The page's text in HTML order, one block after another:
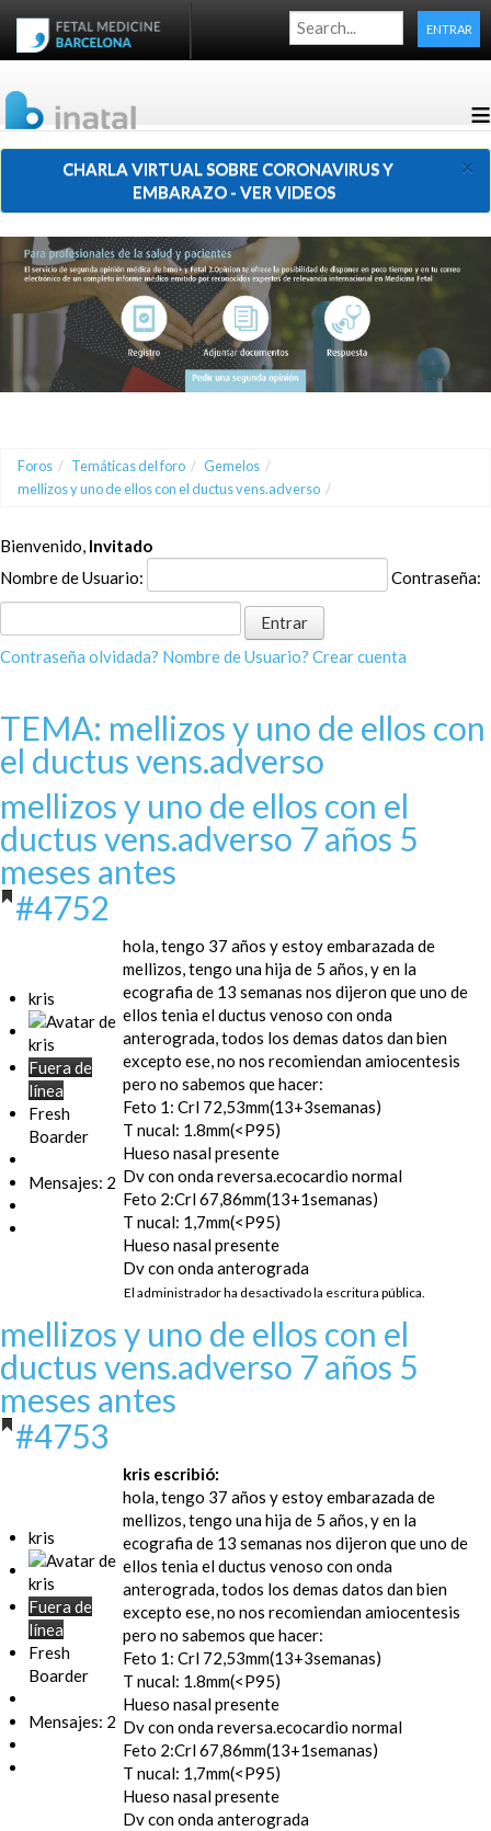
≡
ENTRAR
×
CHARLA VIRTUAL SOBRE CORONAVIRUS Y
EMBARAZO - VER VIDEOS
Foros / Temáticas del foro / Gemelos /
mellizos y uno de ellos con el ductus vens.adverso /
Bienvenido, Invitado
Nombre de Usuario:
Contraseña:
Contraseña olvidada? Nombre de Usuario? Crear cuenta
TEMA: mellizos y uno de ellos con
el ductus vens.adverso
mellizos y uno de ellos con el
ductus vens.adverso 7 años 5
meses antes
#4752
kris
Fuera de
línea
Fresh
Boarder
Mensajes: 2
hola, tengo 37 años y estoy embarazada de
mellizos, tengo una hija de 5 años, y en la
ecografia de 13 semanas nos dijeron que uno de
ellos tenia el ductus venoso con onda
anterograda, todos los demas datos dan bien
excepto ese, no nos recomiendan amiocentesis
pero no sabemos que hacer:
Feto 1: Crl 72,53mm(13+3semanas)
T nucal: 1.8mm(<P95)
Hueso nasal presente
Dv con onda reversa.ecocardio normal
Feto 2:Crl 67,86mm(13+1semanas)
T nucal: 1,7mm(<P95)
Hueso nasal presente
Dv con onda anterograda
El administrador ha desactivado la escritura pública.
mellizos y uno de ellos con el
ductus vens.adverso 7 años 5
meses antes
#4753
kris
Fuera de
línea
Fresh
Boarder
Mensajes: 2
kris escribió:
hola, tengo 37 años y estoy embarazada de
mellizos, tengo una hija de 5 años, y en la
ecografia de 13 semanas nos dijeron que uno de
ellos tenia el ductus venoso con onda
anterograda, todos los demas datos dan bien
excepto ese, no nos recomiendan amiocentesis
pero no sabemos que hacer:
Feto 1: Crl 72,53mm(13+3semanas)
T nucal: 1.8mm(<P95)
Hueso nasal presente
Dv con onda reversa.ecocardio normal
Feto 2:Crl 67,86mm(13+1semanas)
T nucal: 1,7mm(<P95)
Hueso nasal presente
Dv con onda anterograda